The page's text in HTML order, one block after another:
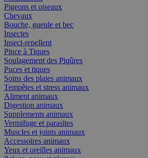
Pigeons et oiseaux
Chevaux
Bouche, gueule et bec
Insectes
Insect-repellent
Pince à Tiques
Soulagement des Piqûres
Puces et tiques
Soins des plaies animaux
Tempêtes et stress animaux
Aliment animaux
Digestion animaux
Supplements animaux
Vermifuge et parasites
Muscles et joints animaux
Accessoires animaux
Yeux et oreilles animaux